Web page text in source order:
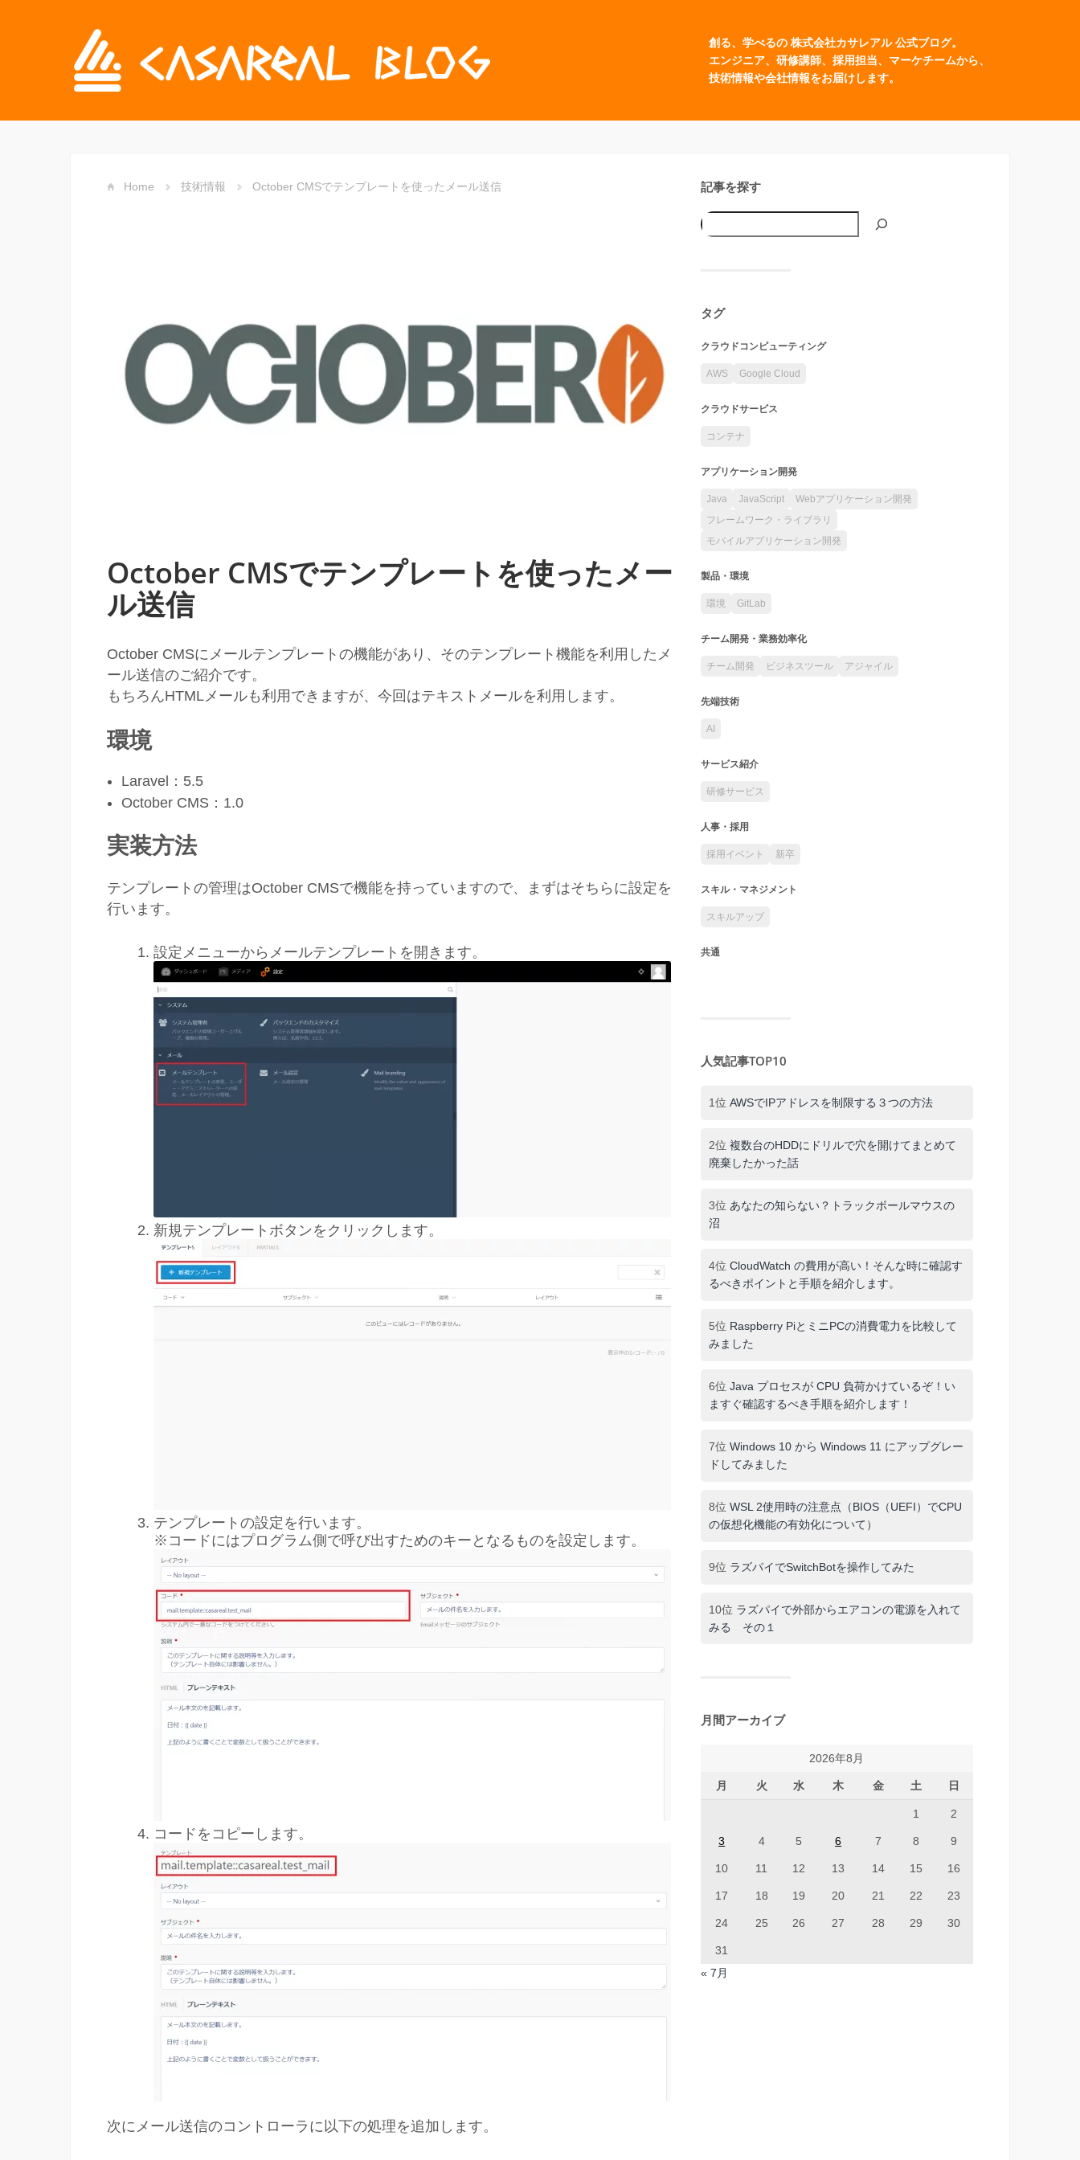
創る、学べるの 株式会社カサレアル 公式ブログ。
エンジニア、研修講師、採用担当、マーケチームから、
技術情報や会社情報をお届けします。
Home 技術情報 October CMSでテンプレートを使ったメール送信
October CMSでテンプレートを使ったメー
ル送信
October CMSにメールテンプレートの機能があり、そのテンプレート機能を利用したメ
ール送信のご紹介です。
もちろんHTMLメールも利用できますが、今回はテキストメールを利用します。
環境
Laravel：5.5
October CMS：1.0
実装方法
テンプレートの管理はOctober CMSで機能を持っていますので、まずはそちらに設定を
行います。
設定メニューからメールテンプレートを開きます。
新規テンプレートボタンをクリックします。
テンプレートの設定を行います。
※コードにはプログラム側で呼び出すためのキーとなるものを設定します。
コードをコピーします。
次にメール送信のコントローラに以下の処理を追加します。
記事を探す
タグ
クラウドコンピューティング
AWS Google Cloud
クラウドサービス
コンテナ
アプリケーション開発
Java JavaScript
Webアプリケーション開発
フレームワーク・ライブラリ
モバイルアプリケーション開発
製品・環境
環境 GitLab
チーム開発・業務効率化
チーム開発 ビジネスツール アジャイル
先端技術
AI
サービス紹介
研修サービス
人事・採用
採用イベント 新卒
スキル・マネジメント
スキルアップ
共通
人気記事TOP10
1位 AWSでIPアドレスを制限する３つの方法
2位 複数台のHDDにドリルで穴を開けてまとめて
廃棄したかった話
3位 あなたの知らない？トラックボールマウスの
沼
4位 CloudWatch の費用が高い！そんな時に確認す
るべきポイントと手順を紹介します。
5位 Raspberry PiとミニPCの消費電力を比較して
みました
6位 Java プロセスが CPU 負荷かけているぞ！い
ますぐ確認するべき手順を紹介します！
7位 Windows 10 から Windows 11 にアップグレー
ドしてみました
8位 WSL 2使用時の注意点（BIOS（UEFI）でCPU
の仮想化機能の有効化について）
9位 ラズパイでSwitchBotを操作してみた
10位 ラズパイで外部からエアコンの電源を入れて
みる その１
月間アーカイブ
2026年8月
月 火 水 木 金 土 日
1 2
3 4 5 6 7 8 9
10 11 12 13 14 15 16
17 18 19 20 21 22 23
24 25 26 27 28 29 30
31
« 7月